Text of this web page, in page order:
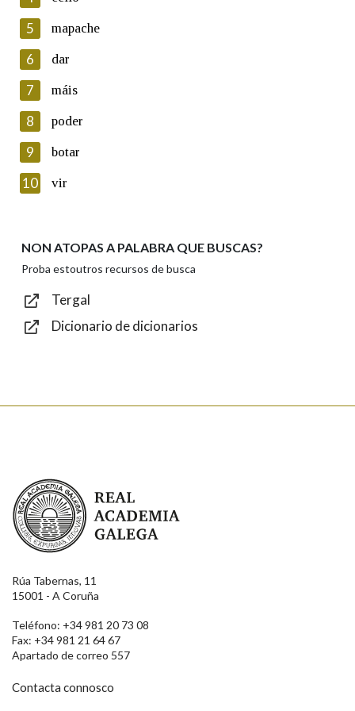
Lin e acepto as condicións da política de
Introduce o código que aparece na imaxe:
Texto de verificación
Enviar
5 mapache
6 dar
7 máis
8 poder
9 botar
10 vir
NON ATOPAS A PALABRA QUE BUSCAS?
Proba estoutros recursos de busca
Tergal
Dicionario de dicionarios
Real Academia Galega
Rúa Tabernas, 11
15001 - A Coruña
Teléfono: +34 981 20 73 08
Fax: +34 981 21 64 67
Apartado de correo 557
Contacta connosco